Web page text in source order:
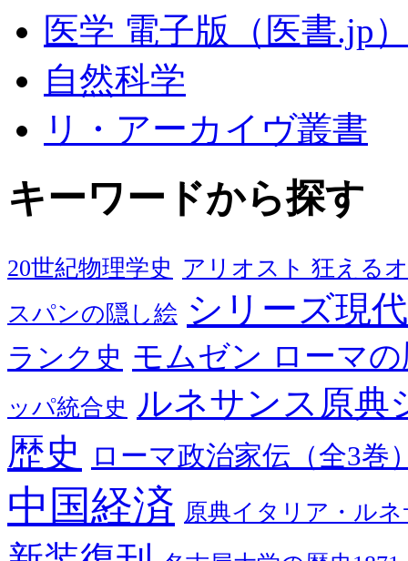
医学 電子版（医書.jp
自然科学
リ・アーカイヴ叢書
キーワードから探す
20世紀物理学史 アリオスト 狂える
スパンの隠し絵 シリーズ現
ランク史 モムゼン ローマ
ッパ統合史 ルネサンス原典
歴史 ローマ政治家伝（全3巻
中国経済 原典イタリア・ル